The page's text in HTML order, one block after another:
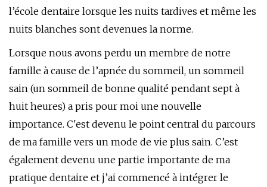
l’école dentaire lorsque les nuits tardives et même les
nuits blanches sont devenues la norme.
Lorsque nous avons perdu un membre de notre
famille à cause de l’apnée du sommeil, un sommeil
sain (un sommeil de bonne qualité pendant sept à
huit heures) a pris pour moi une nouvelle
importance. C'est devenu le point central du parcours
de ma famille vers un mode de vie plus sain. C’est
également devenu une partie importante de ma
pratique dentaire et j’ai commencé à intégrer le